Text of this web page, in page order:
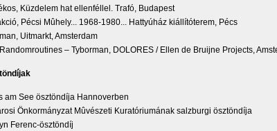
Küzdelem hat ellenféllel. Trafó, Budapest
Pécsi Mûhely... 1968-1980... Hattyúház kiállítóterem, Pécs
Uitmarkt, Amsterdam
– Tyborman, DOLORES / Ellen de Bruijne Projects,
am See ösztöndíja Hannoverben
Önkormányzat Mûvészeti Kuratóriumának salzburgi ösztöndíja
Ferenc-ösztöndíj